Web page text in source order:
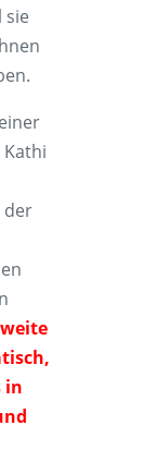
sie
der
in